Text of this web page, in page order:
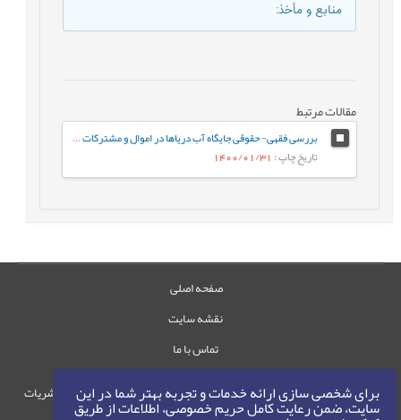
برای شخصی سازی ارائه خدمات و تجربه بهتر شما در این
سایت، ضمن رعایت کامل حریم خصوصی، اطلاعات از طریق
منابع و مأخذ:
مقالات مرتبط
بررسی فقهی- حقوقی جایگاه آب دریاها در اموال و مشترکات عمومی
تاریخ چاپ: 1400/01/31
صفحه اصلی
نقشه سایت
تماس با ما
حقوق این وب‌سایت متعلق به سامانه مدیریت نشریات
رایمگ است.